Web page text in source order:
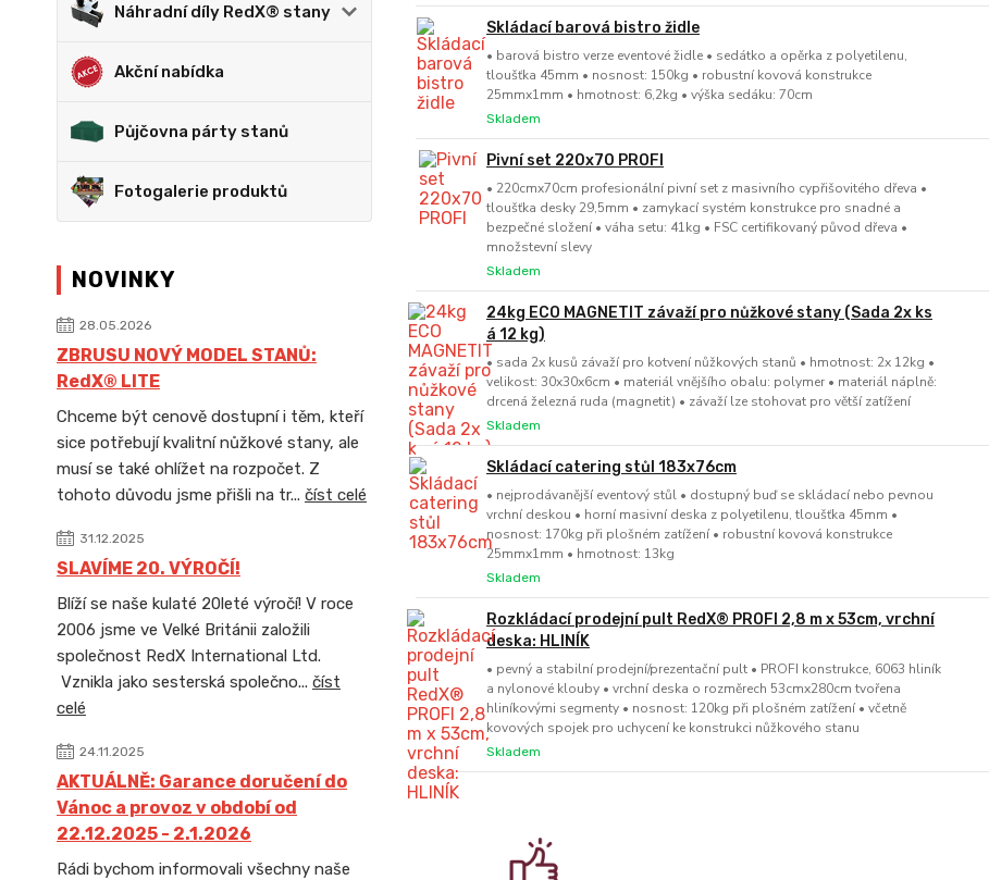
Náhradní díly RedX® stany
Akční nabídka
Půjčovna párty stanů
Fotogalerie produktů
NOVINKY
28.05.2026
ZBRUSU NOVÝ MODEL STANŮ:
RedX® LITE
Chceme být cenově dostupní i těm, kteří
sice potřebují kvalitní nůžkové stany, ale
musí se také ohlížet na rozpočet. Z
tohoto důvodu jsme přišli na tr... číst celé
31.12.2025
SLAVÍME 20. VÝROČÍ!
Blíží se naše kulaté 20leté výročí! V roce
2006 jsme ve Velké Británii založili
společnost RedX International Ltd.
Vznikla jako sesterská společno... číst
celé
24.11.2025
AKTUÁLNĚ: Garance doručení do
Vánoc a provoz v období od
22.12.2025 - 2.1.2026
Rádi bychom informovali všechny naše
Skládací barová bistro židle
• barová bistro verze eventové židle • sedátko a opěrka z polyetilenu,
tloušťka 45mm • nosnost: 150kg • robustní kovová konstrukce
25mmx1mm • hmotnost: 6,2kg • výška sedáku: 70cm
Skladem
Pivní set 220x70 PROFI
• 220cmx70cm profesionální pivní set z masivního cypřišovitého dřeva •
tloušťka desky 29,5mm • zamykací systém konstrukce pro snadné a
bezpečné složení • váha setu: 41kg • FSC certifikovaný původ dřeva •
množstevní slevy
Skladem
24kg ECO MAGNETIT závaží pro nůžkové stany (Sada 2x ks
á 12 kg)
• sada 2x kusů závaží pro kotvení nůžkových stanů • hmotnost: 2x 12kg •
velikost: 30x30x6cm • materiál vnějšího obalu: polymer • materiál náplně:
drcená železná ruda (magnetit) • závaží lze stohovat pro větší zatížení
Skladem
Skládací catering stůl 183x76cm
• nejprodávanější eventový stůl • dostupný buď se skládací nebo pevnou
vrchní deskou • horní masivní deska z polyetilenu, tloušťka 45mm •
nosnost: 170kg při plošném zatížení • robustní kovová konstrukce
25mmx1mm • hmotnost: 13kg
Skladem
Rozkládací prodejní pult RedX® PROFI 2,8 m x 53cm, vrchní
deska: HLINÍK
• pevný a stabilní prodejní/prezentační pult • PROFI konstrukce, 6063 hliník
a nylonové klouby • vrchní deska o rozměrech 53cmx280cm tvořena
hliníkovými segmenty • nosnost: 120kg při plošném zatížení • včetně
kovových spojek pro uchycení ke konstrukci nůžkového stanu
Skladem